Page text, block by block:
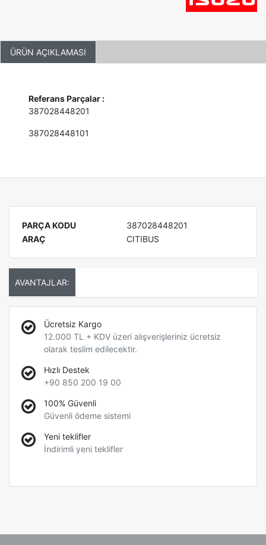
ÜRÜN AÇIKLAMASI
Referans Parçalar :
387028448201
387028448101
PARÇA KODU
387028448201
ARAÇ
CITIBUS
AVANTAJLAR:
Ücretsiz Kargo
12.000 TL + KDV üzeri alışverişleriniz ücretsiz
olarak teslim edilecektir.
Hızlı Destek
+90 850 200 19 00
100% Güvenli
Güvenli ödeme sistemi
Yeni teklifler
İndirimli yeni teklifler